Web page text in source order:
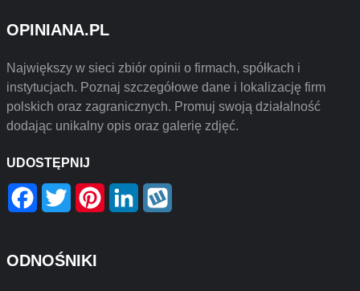
OPINIANA.PL
Największy w sieci zbiór opinii o firmach, spółkach i
instytucjach. Poznaj szczegółowe dane i lokalizację firm
polskich oraz zagranicznych. Promuj swoją działalność
dodając unikalny opis oraz galerię zdjęć.
UDOSTĘPNIJ
Facebook
Twitter PinterestLinkedIn
ODNOŚNIKI